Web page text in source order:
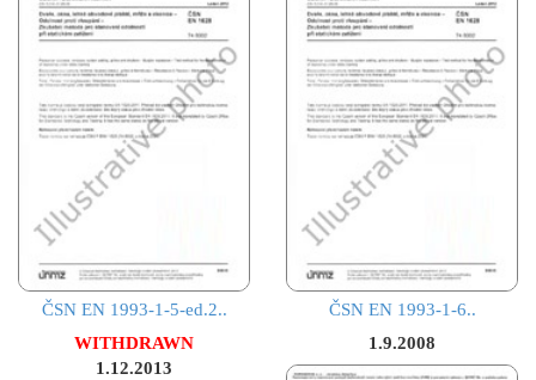
ČSN EN 1993-1-5-ed.2..
WITHDRAWN
1.12.2013
ČSN EN 1993-1-6..
1.9.2008